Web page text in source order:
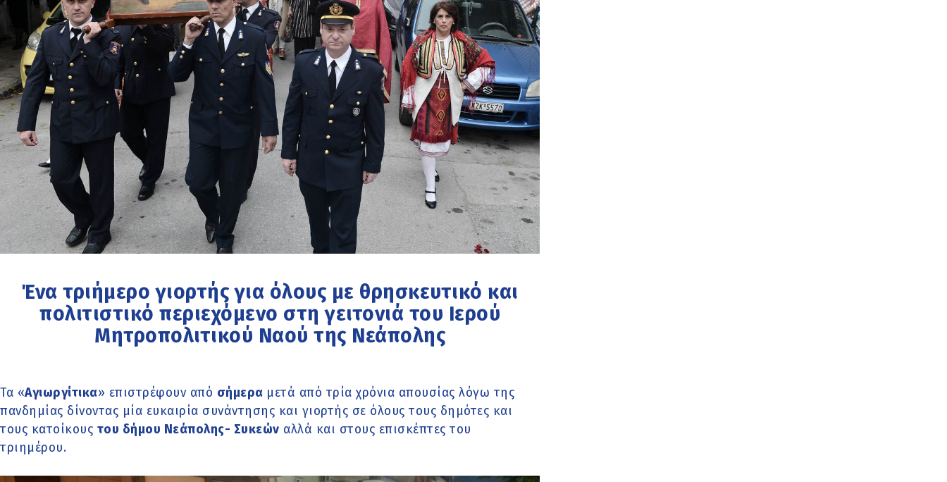
Ένα τριήμερο γιορτής για όλους με θρησκευτικό και
πολιτιστικό περιεχόμενο στη γειτονιά του Ιερού
Μητροπολιτικού Ναού της Νεάπολης
Τα «Αγιωργίτικα» επιστρέφουν από σήμερα μετά από τρία χρόνια απουσίας λόγω της
πανδημίας δίνοντας μία ευκαιρία συνάντησης και γιορτής σε όλους τους δημότες και
τους κατοίκους του δήμου Νεάπολης- Συκεών αλλά και στους επισκέπτες του
τριημέρου.